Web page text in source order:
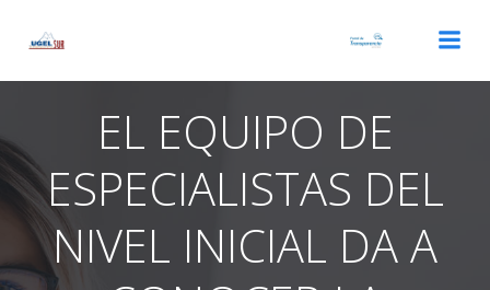
EL EQUIPO DE
ESPECIALISTAS DEL
NIVEL INICIAL DA A